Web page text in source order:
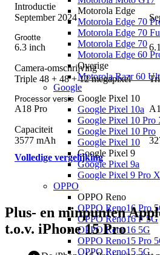
Motorola Edge
Motorola Edge 70
Motorola Edge 70
Motorola Edge 70
Motorola Edge 60
Overige
Motorola Razr 60
Google
Google Pixel 10
Google Pixel 10a
Google Pixel 10 Pro
Google Pixel 10 Pro
Google Pixel 10
Google Pixel 9
Google Pixel 9a
Google Pixel 9 Pro
OPPO
OPPO Reno
OPPO Reno16 Pro
OPPO Reno16 F 5G
OPPO Reno16 5G
OPPO Reno15 Pro
OPPO Reno15 5G
Introductie
September 2024
Grootte
6.3 inch
Camera-omschrijving
Triple 48 + 48 + 12 megapixel
Processor versie
A18 Pro
Capaciteit
3577 mAh
Volledige vergelijking
Plus- en minpunten
t.o.v. iPhone 15 Pro